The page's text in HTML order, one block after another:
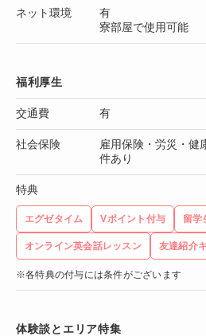
ネット環境
有
寮部屋で使用可能
福利厚生
交通費 有
社会保険
雇用保険・労災・
件あり
特典
エグゼタイム Vポイント付与 留学
オンライン英会話レッスン 友達紹介
※各特典の付与には条件がございます
体験談とエリア特集